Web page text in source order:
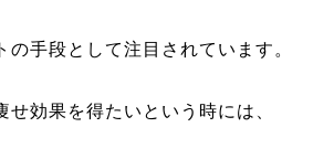
の手段として注目されています。
せ効果を得たいという時には、